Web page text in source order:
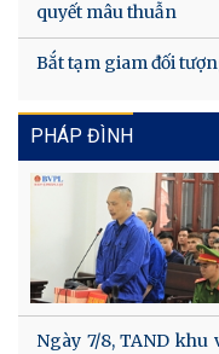
quyết mâu thuẫn
Bắt tạm giam đối
PHÁP ĐÌNH
Ngày 7/8, TAND